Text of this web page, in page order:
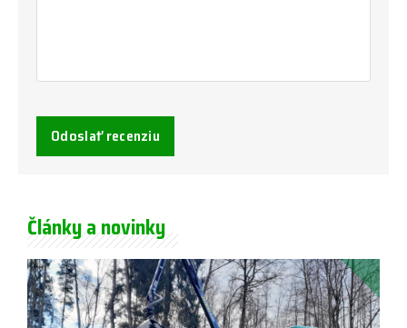
Odoslať recenziu
Články a novinky